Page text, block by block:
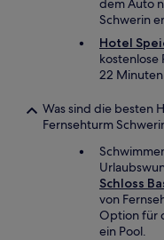
dem Auto
Schwerin
Hotel
kostenlose
22
Was sind die besten
Fernsehturm
Schloss
von
Option für
ein Pool.